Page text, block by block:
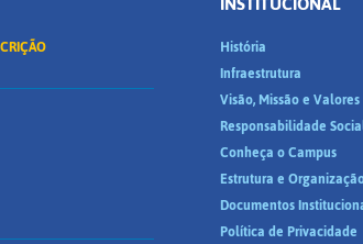
História
Infraestrutura
Visão, Missão e Valores
Responsabilidade
Conheça o Campus
Estrutura e
Documentos
Política de Privacidade